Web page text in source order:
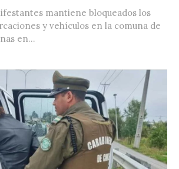
mantiene bloqueados los
y vehículos en la comuna de
en...